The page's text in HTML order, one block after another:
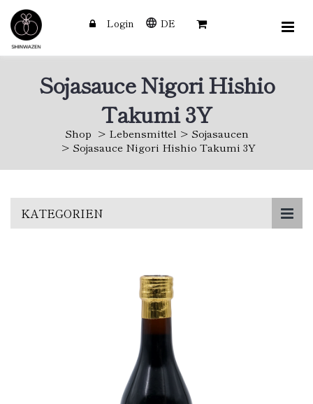
Login DE
Sojasauce Nigori Hishio
Takumi 3Y
Shop Lebensmittel
Sojasaucen
Sojasauce Nigori Hishio Takumi 3Y
KATEGORIEN